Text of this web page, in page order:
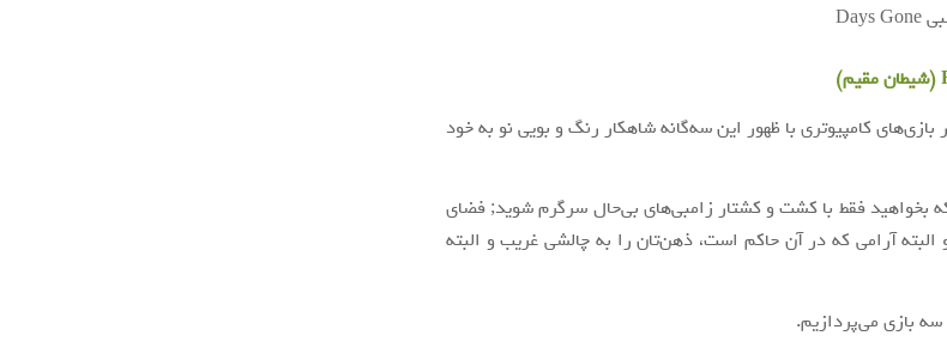
بازی‌های کامپیوتری با ظهور این سه‌گانه شاهکار رنگ و بویی نو به خود
بخواهید فقط با کشت و کشتار زامبی‌های بی‌حال سرگرم شوید; فضای
و البته آرامی که در آن حاکم است، ذهن‌تان را به چالشی غریب و البته
بازی می‌پردازیم.